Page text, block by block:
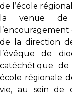
de l’école
la venue de
l’encouragement
de la direction
l’évêque de
catéchétique de
école régionale
vie, au sein de